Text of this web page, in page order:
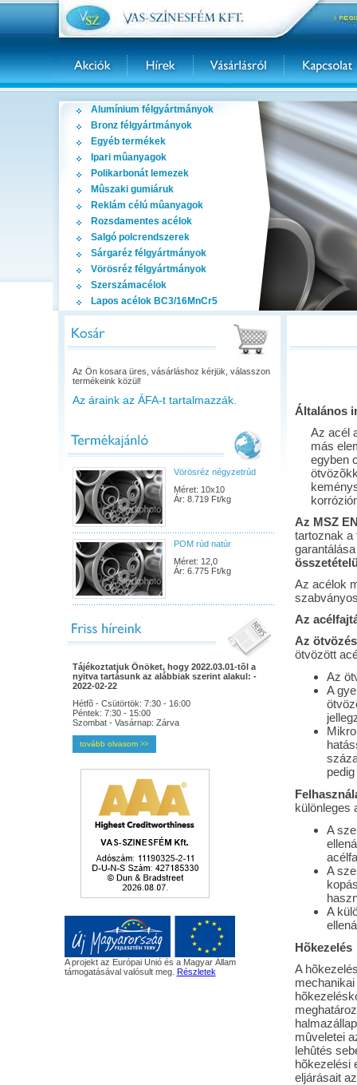
Alumínium félgyártmányok
Bronz félgyártmányok
Egyéb termékek
Ipari mûanyagok
Polikarbonát lemezek
Mûszaki gumiáruk
Reklám célú mûanyagok
Rozsdamentes acélok
Salgó polcrendszerek
Sárgaréz félgyártmányok
Vörösréz félgyártmányok
Szerszámacélok
Lapos acélok BC3/16MnCr5
Az Ön kosara üres, vásárláshoz kérjük, válasszon
termékeink közül!
Az áraink az ÁFA-t tartalmazzák.
Vörösréz négyzetrúd
Méret: 10x10
Ár: 8.719 Ft/kg
POM rúd natúr
Méret: 12,0
Ár: 6.775 Ft/kg
Tájékoztatjuk Önöket, hogy 2022.03.01-tõl a
nyitva tartásunk az alábbiak szerint alakul: -
2022-02-22
Hétfõ - Csütörtök: 7:30 - 16:00
Péntek: 7:30 - 15:00
Szombat - Vasárnap: Zárva
tovább olvasom >>
A projekt az Európai Unió és a Magyar Állam
támogatásával valósult meg. Részletek
Általános
Az acél
más
egyben
Az MSZ
tartoznak
Az acélok
Az
Az
ötvözött
Az
A
különleges
A
A
A
Hõkezelés
A
mûveletei
lehûtés
hõkezelési
eljárásait